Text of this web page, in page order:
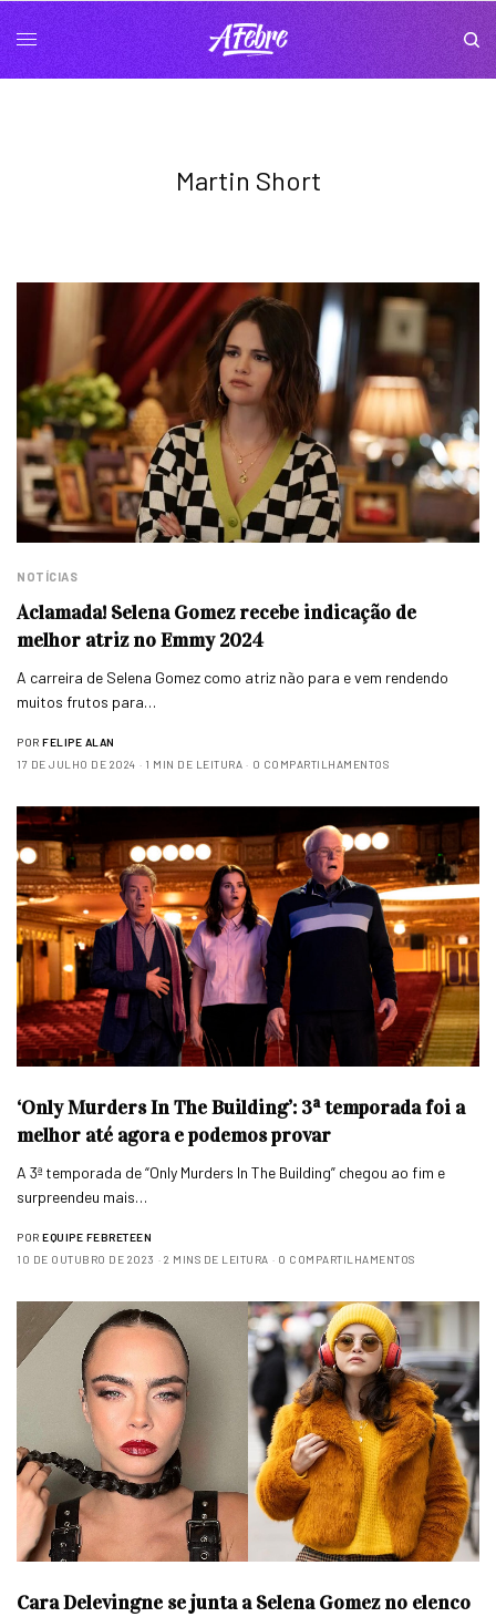
Martin Short
NOTÍCIAS
Aclamada! Selena Gomez recebe indicação de
melhor atriz no Emmy 2024
A carreira de Selena Gomez como atriz não para e vem rendendo
muitos frutos para…
POR FELIPE ALAN
17 DE JULHO DE 2024
1 MIN DE LEITURA 0 COMPARTILHAMENTOS
‘Only Murders In The Building’: 3ª temporada foi a
melhor até agora e podemos provar
A 3ª temporada de “Only Murders In The Building” chegou ao fim e
surpreendeu mais…
POR EQUIPE FEBRETEEN
10 DE OUTUBRO DE 2023
2 MINS DE LEITURA 0 COMPARTILHAMENTOS
Cara Delevingne se junta a Selena Gomez no elenco